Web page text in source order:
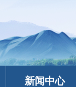
新闻中心